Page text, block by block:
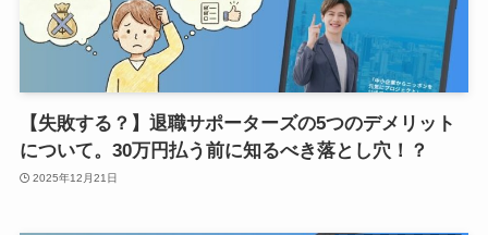
【失敗する？】退職サポーターズの5つのデメリット
について。30万円払う前に知るべき落とし穴！？
2025年12月21日